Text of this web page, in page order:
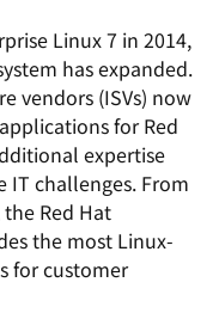
Linux 7 in 2014,
has expanded.
vendors (ISVs) now
for Red
expertise
IT challenges. From
Red Hat
the most Linux-
for customer